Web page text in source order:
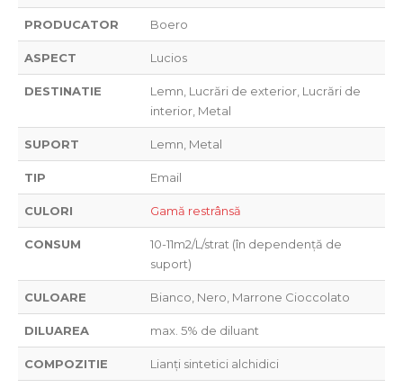
PRODUCATOR Boero
ASPECT Lucios
DESTINATIE
Lemn, Lucrări de exterior, Lucrări de
interior, Metal
SUPORT Lemn, Metal
TIP Email
CULORI Gamă restrânsă
CONSUM
10-11m2/L/strat (în dependență de
suport)
CULOARE Bianco, Nero, Marrone Cioccolato
DILUAREA max. 5% de diluant
COMPOZITIE Lianți sintetici alchidici